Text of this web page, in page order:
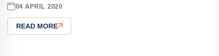
04 APRIL 2020
READ MORE